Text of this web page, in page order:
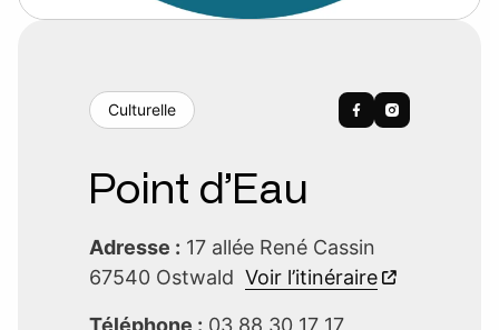
Culturelle
Point d’Eau
Adresse : 17 allée René Cassin
67540 Ostwald Voir l’itinéraire
Téléphone : 03 88 30 17 17